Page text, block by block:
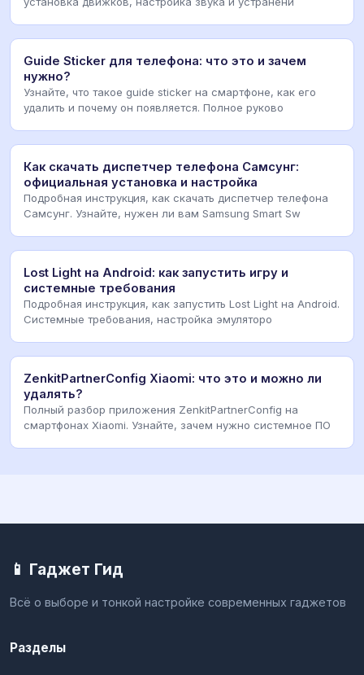
Guide Sticker для телефона: что это и зачем
нужно?
Узнайте, что такое guide sticker на смартфоне, как его
удалить и почему он появляется. Полное руково
Как скачать диспетчер телефона Самсунг:
официальная установка и настройка
Подробная инструкция, как скачать диспетчер телефона
Самсунг. Узнайте, нужен ли вам Samsung Smart Sw
Lost Light на Android: как запустить игру и
системные требования
Подробная инструкция, как запустить Lost Light на Android.
Системные требования, настройка эмуляторо
ZenkitPartnerConfig Xiaomi: что это и можно ли
удалять?
Полный разбор приложения ZenkitPartnerConfig на
смартфонах Xiaomi. Узнайте, зачем нужно системное ПО
📱 Гаджет Гид
Всё о выборе и тонкой настройке современных гаджетов
Разделы